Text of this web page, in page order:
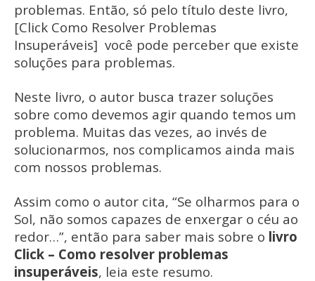
problemas. Então, só pelo título deste livro,
[Click Como Resolver Problemas
Insuperáveis] você pode perceber que existe
soluções para problemas.
Neste livro, o autor busca trazer soluções
sobre como devemos agir quando temos um
problema. Muitas das vezes, ao invés de
solucionarmos, nos complicamos ainda mais
com nossos problemas.
Assim como o autor cita, “Se olharmos para o
Sol, não somos capazes de enxergar o céu ao
redor…”, então para saber mais sobre o livro
Click – Como resolver problemas
insuperáveis, leia este resumo.